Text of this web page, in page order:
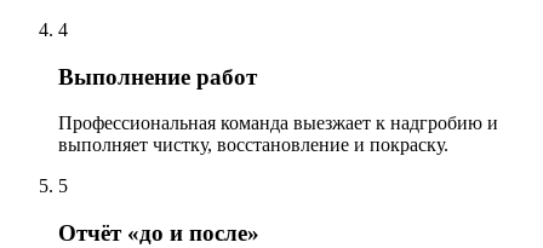
4
Выполнение работ
Профессиональная команда выезжает к надгробию и
выполняет чистку, восстановление и покраску.
5
Отчёт «до и после»